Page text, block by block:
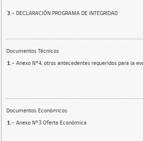
3.- DECLARACIÓN PROGRAMA DE INTEGRIDAD
Documentos Técnicos
1.- Anexo N°4, otros antecedentes requeridos para la
Documentos Económicos
1.- Anexo N°3 Oferta Económica